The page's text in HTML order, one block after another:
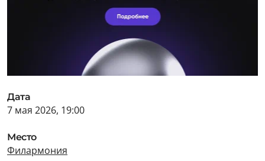
Дата
7 мая 2026, 19:00
Место
Филармония